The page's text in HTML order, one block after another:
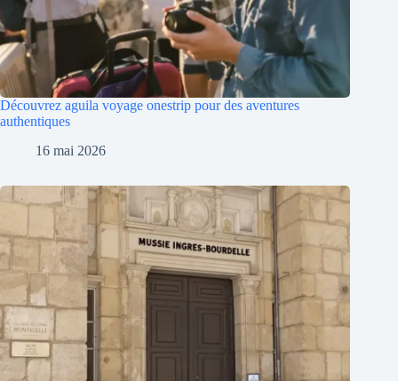
Découvrez aguila voyage onestrip pour des aventures
authentiques
16 mai 2026